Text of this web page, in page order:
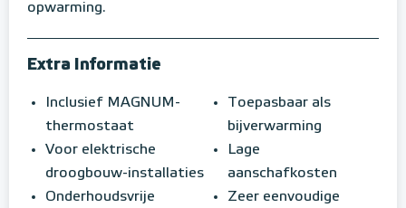
opwarming.
Extra Informatie
Inclusief MAGNUM-
thermostaat
Voor elektrische
droogbouw-installaties
Onderhoudsvrije
Toepasbaar als
bijverwarming
Lage
aanschafkosten
Zeer eenvoudige